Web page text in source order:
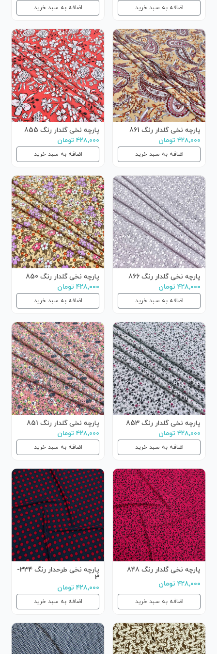
اضافه به سبد خرید اضافه به سبد خرید
پارچه نخی گلدار رنگ 861
۴۲۸,۰۰۰ تومان
اضافه به سبد خرید
پارچه نخی گلدار رنگ 855
۴۲۸,۰۰۰ تومان
اضافه به سبد خرید
پارچه نخی گلدار رنگ 866
۴۲۸,۰۰۰ تومان
اضافه به سبد خرید
پارچه نخی گلدار رنگ 850
۴۲۸,۰۰۰ تومان
اضافه به سبد خرید
پارچه نخی گلدار رنگ 853
۴۲۸,۰۰۰ تومان
اضافه به سبد خرید
پارچه نخی گلدار رنگ 851
۴۲۸,۰۰۰ تومان
اضافه به سبد خرید
پارچه نخی گلدار رنگ 848
۴۲۸,۰۰۰ تومان
اضافه به سبد خرید
پارچه نخی طرحدار رنگ 334-
3
۴۲۸,۰۰۰ تومان
اضافه به سبد خرید